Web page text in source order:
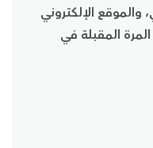
والموقع الإلكتروني
المقبلة في